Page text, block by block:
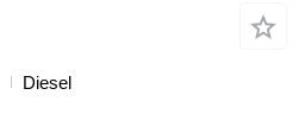
Diesel